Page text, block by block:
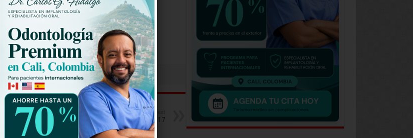
Stumbleupon LinkedIn Pinterest
Next
Hilo de Sangre Azul Capitulo 17